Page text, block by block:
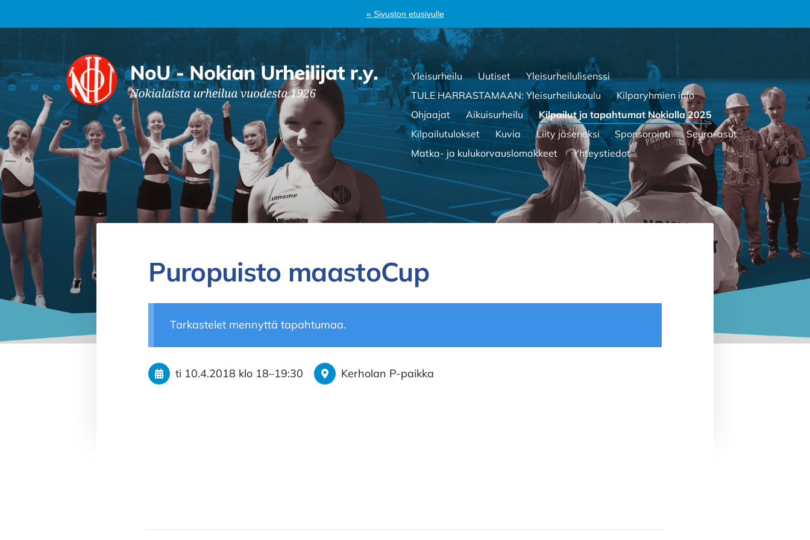
sisältöön
« Sivuston etusivulle
Nokian Urheilijat Ry.
Yleisurheilu Uutiset
Yleisurheilulisenssi
TULE HARRASTAMAAN: Yleisurheilukoulu
Kilparyhmien info
Ohjaajat
Aikuisurheilu
Kilpailut ja tapahtumat Nokialla 2025
Kilpailutulokset
Kuvia Liity jäseneksi Sponsorointi
Seura-asut
Matka- ja kulukorvauslomakkeet
Yhteystiedot
Puropuisto maastoCup
Tarkastelet mennyttä tapahtumaa.
ti 10.4.2018 klo 18–19:30 Kerholan P-paikka